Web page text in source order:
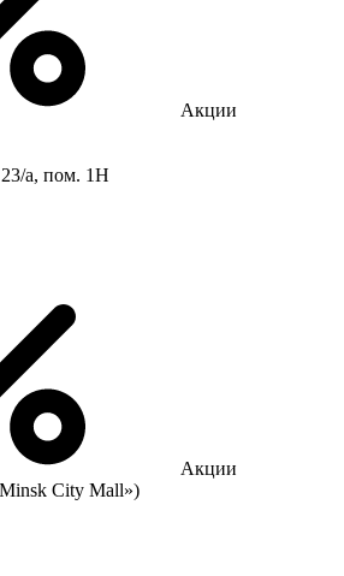
Акции
а, пом. 1Н
Акции
City Mall»)